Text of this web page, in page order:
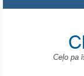
Ceļo pa